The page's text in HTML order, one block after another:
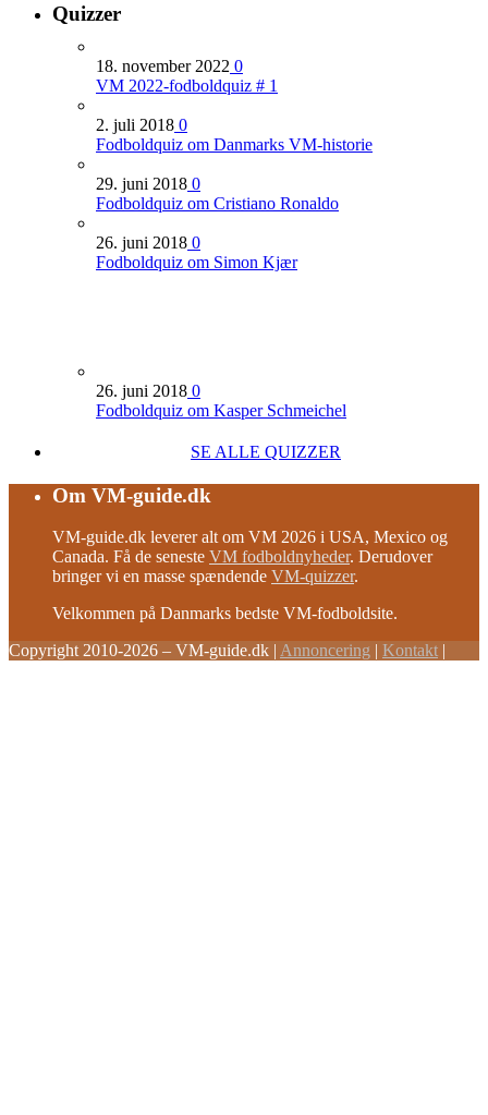
Quizzer
18. november 2022 0
VM 2022-fodboldquiz # 1
2. juli 2018 0
Fodboldquiz om Danmarks VM-historie
29. juni 2018 0
Fodboldquiz om Cristiano Ronaldo
26. juni 2018 0
Fodboldquiz om Simon Kjær
26. juni 2018 0
Fodboldquiz om Kasper Schmeichel
SE ALLE QUIZZER
Om VM-guide.dk
VM-guide.dk leverer alt om VM 2026 i USA, Mexico og
Canada. Få de seneste VM fodboldnyheder. Derudover
bringer vi en masse spændende VM-quizzer.
Velkommen på Danmarks bedste VM-fodboldsite.
Copyright 2010-2026 – VM-guide.dk | Annoncering | Kontakt |